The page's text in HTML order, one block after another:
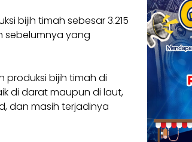
bijih timah sebesar 3.215
sebelumnya yang
bijih timah di
di darat maupun di laut,
dan masih terjadinya